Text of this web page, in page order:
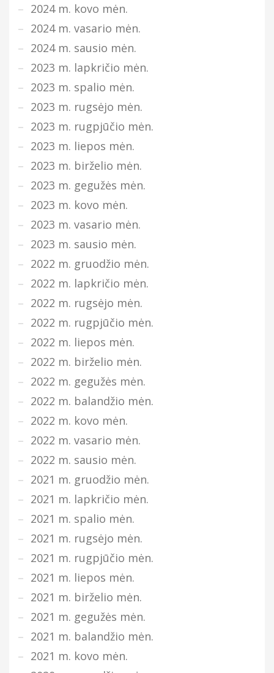
2024 m. kovo mėn.
2024 m. vasario mėn.
2024 m. sausio mėn.
2023 m. lapkričio mėn.
2023 m. spalio mėn.
2023 m. rugsėjo mėn.
2023 m. rugpjūčio mėn.
2023 m. liepos mėn.
2023 m. birželio mėn.
2023 m. gegužės mėn.
2023 m. kovo mėn.
2023 m. vasario mėn.
2023 m. sausio mėn.
2022 m. gruodžio mėn.
2022 m. lapkričio mėn.
2022 m. rugsėjo mėn.
2022 m. rugpjūčio mėn.
2022 m. liepos mėn.
2022 m. birželio mėn.
2022 m. gegužės mėn.
2022 m. balandžio mėn.
2022 m. kovo mėn.
2022 m. vasario mėn.
2022 m. sausio mėn.
2021 m. gruodžio mėn.
2021 m. lapkričio mėn.
2021 m. spalio mėn.
2021 m. rugsėjo mėn.
2021 m. rugpjūčio mėn.
2021 m. liepos mėn.
2021 m. birželio mėn.
2021 m. gegužės mėn.
2021 m. balandžio mėn.
2021 m. kovo mėn.